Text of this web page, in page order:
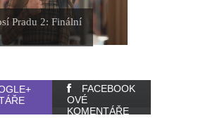
Pradu 2: Finální
FACEBOOK
OVÉ
KOMENTÁŘE